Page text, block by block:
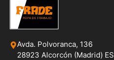
Avda. Polvoranca, 136
28923 Alcorcón (Madrid) ES